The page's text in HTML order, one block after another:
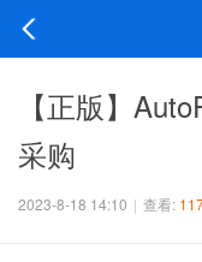
【正版】
采购
2023-8-18 14:10 | 查看: